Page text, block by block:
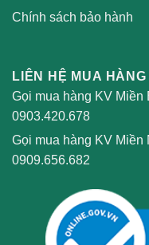
Chính sách bảo hành
LIÊN HỆ MUA HÀNG
Gọi mua hàng KV Miền
0903.420.678
Gọi mua hàng KV Miền
0909.656.682